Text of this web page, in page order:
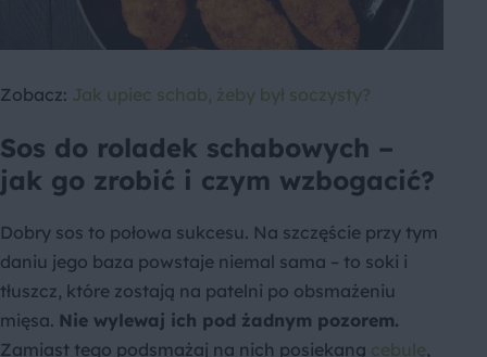
Zobacz: Jak upiec schab, żeby był soczysty?
Sos do roladek schabowych –
jak go zrobić i czym wzbogacić?
Dobry sos to połowa sukcesu. Na szczęście przy tym
daniu jego baza powstaje niemal sama – to soki i
tłuszcz, które zostają na patelni po obsmażeniu
mięsa. Nie wylewaj ich pod żadnym pozorem.
Zamiast tego podsmażaj na nich posiekaną cebulę,